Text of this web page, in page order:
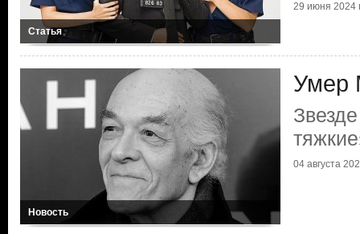
Статья
29 июня 2024
Новость
Умер
04 августа